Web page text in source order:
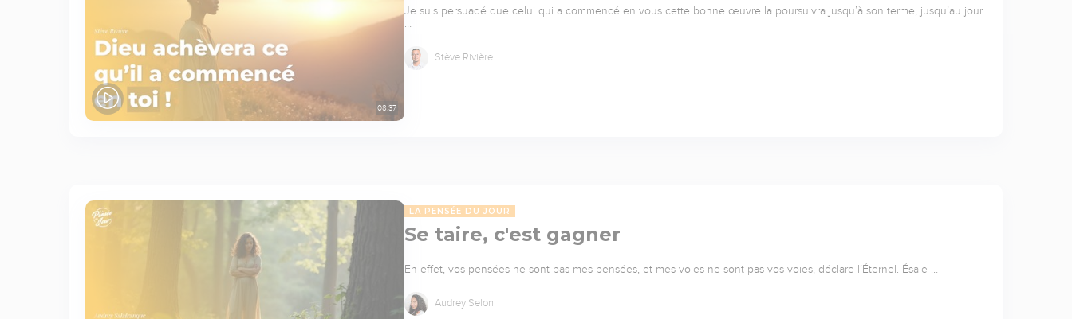
08:37
Je suis persuadé que celui qui a commencé en vous cette bonne œuvre la poursuivra jusqu’à son terme, jusqu’au jour
Stève Rivière
LA PENSÉE DU JOUR
Se taire, c'est gagner
En effet, vos pensées ne sont pas mes pensées, et mes voies ne sont pas vos voies, déclare l’Éternel. Ésaïe …
Audrey Selon